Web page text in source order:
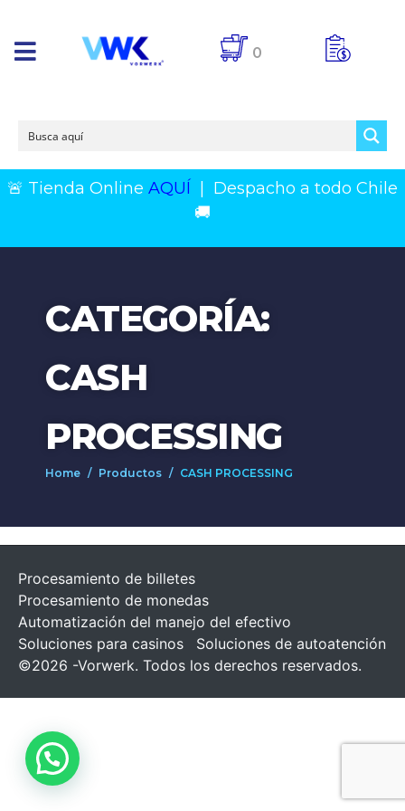
0
🚨 Tienda Online AQUÍ
Despacho a todo Chile
🚚
CATEGORÍA:
CASH
PROCESSING
Home Productos CASH PROCESSING
Procesamiento de billetes
Procesamiento de monedas
Automatización del manejo del efectivo
Soluciones para casinos
Soluciones de autoatención
©2026 -Vorwerk. Todos los derechos reservados.